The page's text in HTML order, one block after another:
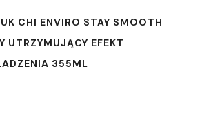
CHI ENVIRO STAY SMOOTH
UTRZYMUJĄCY EFEKT
355ML